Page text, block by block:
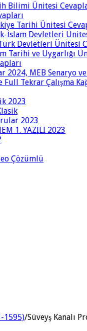
Bilimi Ünitesi
Tarihi Ünitesi
İslam Devletleri
Devletleri Ünitesi
Tarihi ve Uygarlığı
2024, MEB Senaryo
Tekrar Çalışma
2023
2023
1. YAZILI 2023
Çözümlü
1595)/Süveyş Kanalı